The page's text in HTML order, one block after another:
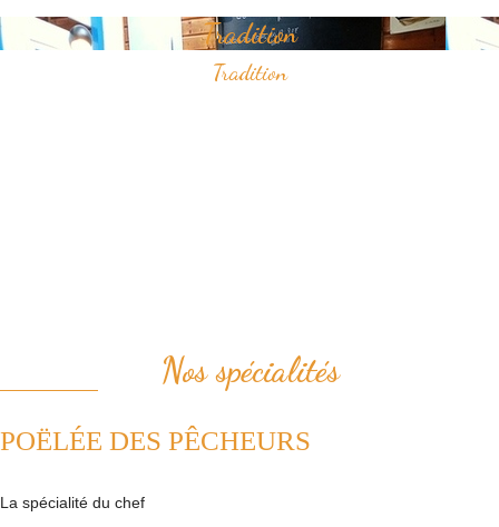
Tradition
Tradition
Nos spécialités
POËLÉE DES PÊCHEURS
La spécialité du chef